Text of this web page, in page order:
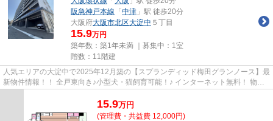
阪急神戸本線 「 中津 」駅 徒歩20分
大阪府大阪市北区大淀中 ５丁目
15.9万円
築年数：築1年未満 ｜募集中： 1室
階数：11階建
人気エリアの大淀中で2025年12月築の【スプランディッド梅田グランノース】最
新物件情報！！ 全戸東向き♪小型犬・猫飼育可能！♪ インターネット無料！ 物件
15.9万円
(管理費・共益費 12,000円)